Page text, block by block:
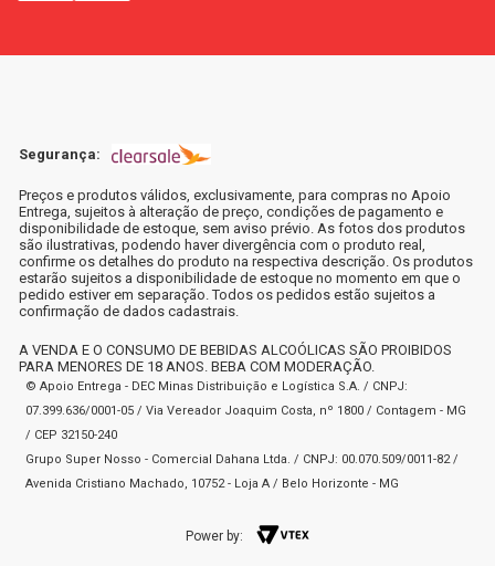
Segurança:
Preços e produtos válidos, exclusivamente, para compras no Apoio
Entrega, sujeitos à alteração de preço, condições de pagamento e
disponibilidade de estoque, sem aviso prévio. As fotos dos produtos
são ilustrativas, podendo haver divergência com o produto real,
confirme os detalhes do produto na respectiva descrição. Os produtos
estarão sujeitos a disponibilidade de estoque no momento em que o
pedido estiver em separação. Todos os pedidos estão sujeitos a
confirmação de dados cadastrais.
A VENDA E O CONSUMO DE BEBIDAS ALCOÓLICAS SÃO PROIBIDOS
PARA MENORES DE 18 ANOS. BEBA COM MODERAÇÃO.
© Apoio Entrega - DEC Minas Distribuição e Logística S.A. / CNPJ:
07.399.636/0001-05 / Via Vereador Joaquim Costa, nº 1800 / Contagem - MG
/ CEP 32150-240
Grupo Super Nosso - Comercial Dahana Ltda. / CNPJ: 00.070.509/0011-82 /
Avenida Cristiano Machado, 10752 - Loja A / Belo Horizonte - MG
Power by: